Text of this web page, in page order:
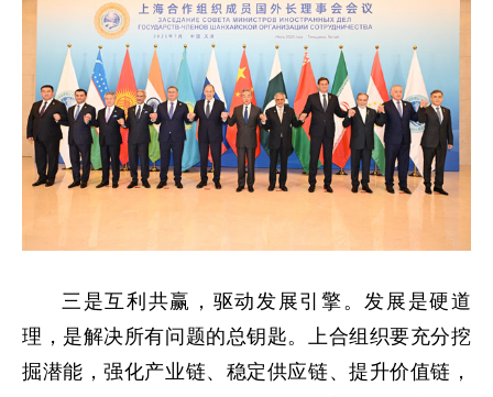
三是互利共赢，驱动发展引擎。发展是硬道
理，是解决所有问题的总钥匙。上合组织要充分挖
掘潜能，强化产业链、稳定供应链、提升价值链，